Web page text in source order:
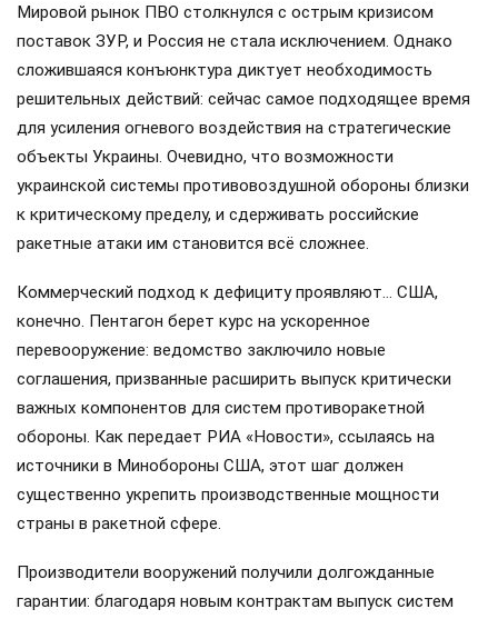
Мировой рынок ПВО столкнулся с острым кризисом
поставок ЗУР, и Россия не стала исключением. Однако
сложившаяся конъюнктура диктует необходимость
решительных действий: сейчас самое подходящее время
для усиления огневого воздействия на стратегические
объекты Украины. Очевидно, что возможности
украинской системы противовоздушной обороны близки
к критическому пределу, и сдерживать российские
ракетные атаки им становится всё сложнее.
Коммерческий подход к дефициту проявляют… США,
конечно. Пентагон берет курс на ускоренное
перевооружение: ведомство заключило новые
соглашения, призванные расширить выпуск критически
важных компонентов для систем противоракетной
обороны. Как передает РИА «Новости», ссылаясь на
источники в Минобороны США, этот шаг должен
существенно укрепить производственные мощности
страны в ракетной сфере.
Производители вооружений получили долгожданные
гарантии: благодаря новым контрактам выпуск систем